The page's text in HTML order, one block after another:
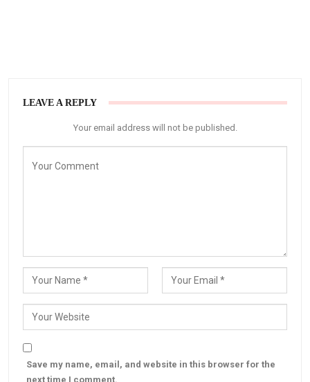
LEAVE A REPLY
Your email address will not be published.
Save my name, email, and website in this browser for the
next time I comment.